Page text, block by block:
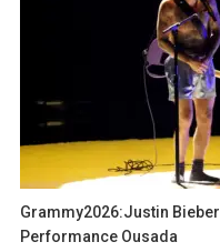
Grammy2026:Justin
Performance Ousada